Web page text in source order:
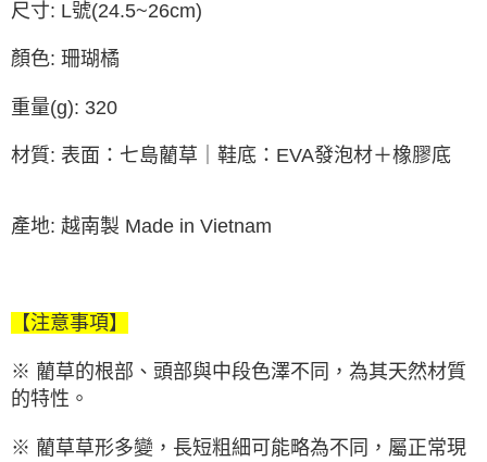
尺寸: L號(24.5~26cm)
顏色: 珊瑚橘
重量(g): 320
材質: 表面：七島藺草｜鞋底：EVA發泡材＋橡膠底
產地: 越南製 Made in Vietnam
【注意事項】
※ 藺草的根部、頭部與中段色澤不同，為其天然材質
的特性。
※ 藺草草形多變，長短粗細可能略為不同，屬正常現